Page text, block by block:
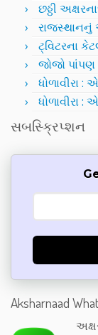
છઠ્ઠી
રાજસ્થાનનું
ટ્વિટરના
જોજો
ધોળાવીરા
ધોળાવીરા
સબસ્ક્રિપ્શન
Aksharnaad